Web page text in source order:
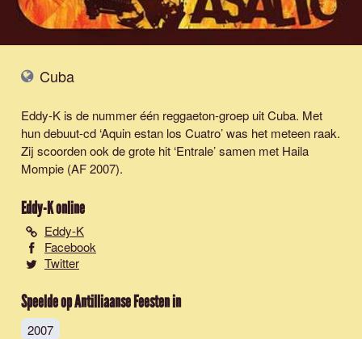
Cuba
Eddy-K is de nummer één reggaeton-groep uit Cuba. Met
hun debuut-cd ‘Aquin estan los Cuatro’ was het meteen raak.
Zij scoorden ook de grote hit ‘Entrale’ samen met Haila
Mompie (AF 2007).
Eddy-Konline
Eddy-K
Facebook
Twitter
Speelde op Antilliaanse Feesten in
2007